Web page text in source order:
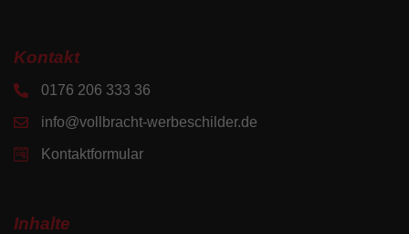
Kontakt
0176 206 333 36
info@vollbracht-werbeschilder.de
Kontaktformular
Inhalte